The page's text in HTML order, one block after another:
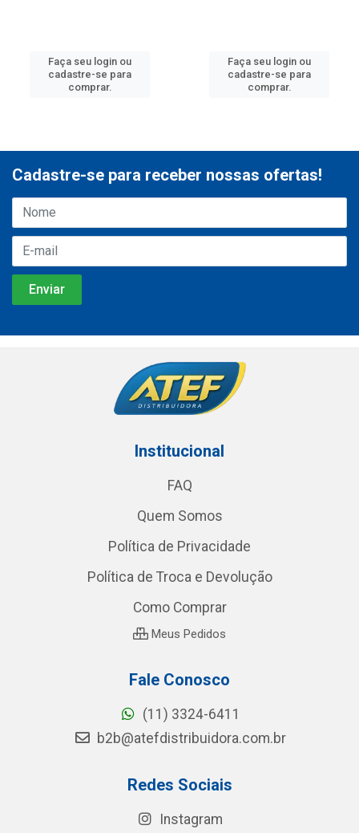
Faça seu login ou
cadastre-se para
comprar.
Faça seu login ou
cadastre-se para
comprar.
Cadastre-se para receber nossas ofertas!
Institucional
FAQ
Quem Somos
Política de Privacidade
Política de Troca e Devolução
Como Comprar
Meus Pedidos
Fale Conosco
(11) 3324-6411
b2b@atefdistribuidora.com.br
Redes Sociais
Instagram